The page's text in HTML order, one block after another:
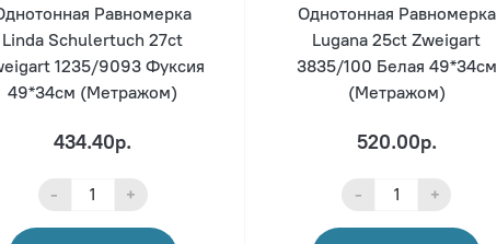
Равномерка
Linda Schulertuch 27ct
1235/9093 Фуксия
49*34см (Метражом)
434.40р.
- +
Однотонная Равномерка
Lugana 25ct Zweigart
3835/100 Белая 49*34см
(Метражом)
520.00р.
- +